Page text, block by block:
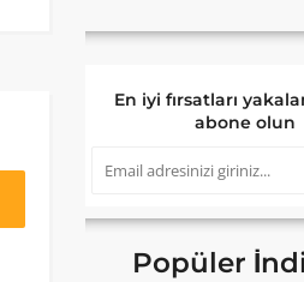
En iyi fırsatları
abone olun
Popüler